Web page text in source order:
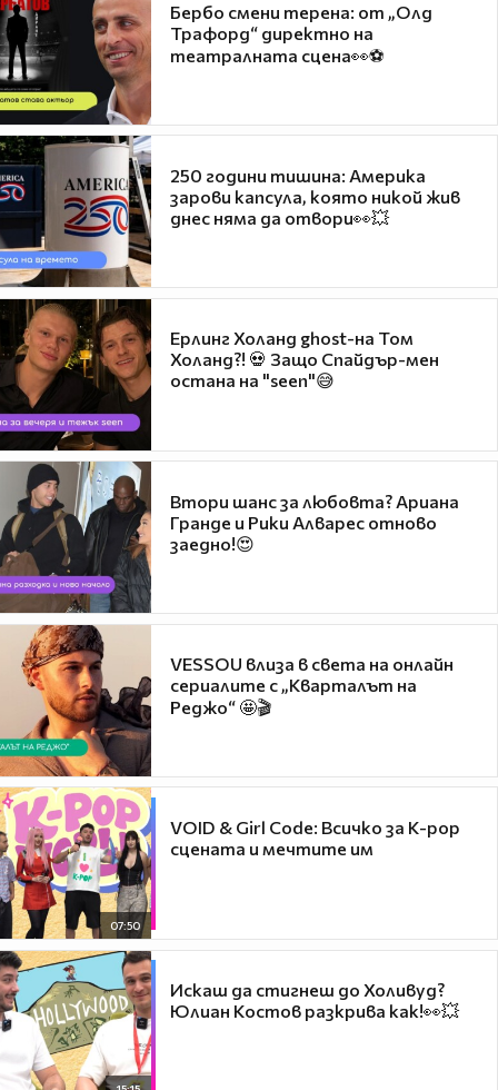
Бербо смени терена: от „Олд
Трафорд“ директно на
театралната сцена👀⚽
250 години тишина: Америка
зарови капсула, която никой жив
днес няма да отвори👀💥
Ерлинг Холанд ghost-на Том
Холанд?! 💀 Защо Спайдър-мен
остана на "seen"😅
Втори шанс за любовта? Ариана
Гранде и Рики Алварес отново
заедно!😍
VESSOU влиза в света на онлайн
сериалите с „Кварталът на
Реджо“ 🤩🎬
07:50
VOID & Girl Code: Всичко за K-pop
сцената и мечтите им
Искаш да стигнеш до Холивуд?
Юлиан Костов разкрива как!👀💥